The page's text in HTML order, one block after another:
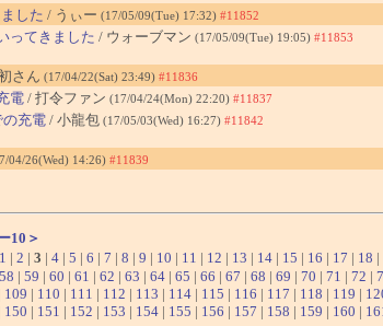
した / うぃー (17/05/09(Tue) 17:32) #11852
ってきました / ウォーブマン (17/05/09(Tue) 19:05) #11853
さん (17/04/22(Sat) 23:49) #11836
電/ 打令ファン (17/04/24(Mon) 22:20) #11837
の充電/ 小龍包 (17/05/03(Wed) 16:27) #11842
04/26(Wed) 14:26) #11839
10＞
1 | 2 | 3 | 4 | 5 | 6 | 7 | 8 | 9 | 10 | 11 | 12 | 13 | 14 | 15 | 16 | 17 | 18 |
58 | 59 | 60 | 61 | 62 | 63 | 64 | 65 | 66 | 67 | 68 | 69 | 70 | 71 | 72 |
109 | 110 | 111 | 112 | 113 | 114 | 115 | 116 | 117 | 118 | 119 |
150 | 151 | 152 | 153 | 154 | 155 | 156 | 157 | 158 | 159 | 160 |